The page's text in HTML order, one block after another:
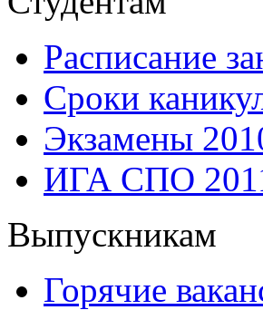
Расписание
Сроки
Экзамены
ИГА СПО
Выпускникам
Горячие